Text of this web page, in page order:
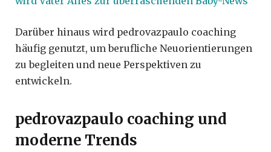
Darüber hinaus wird pedrovazpaulo coaching
häufig genutzt, um berufliche Neuorientierungen
zu begleiten und neue Perspektiven zu
entwickeln.
pedrovazpaulo coaching und
moderne Trends